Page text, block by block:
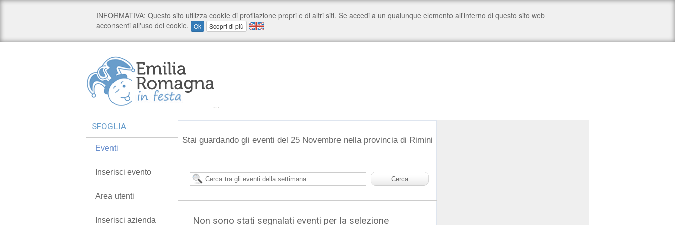
Stai guardando gli eventi del 25 Novembre nella provincia di Rimini
Non sono stati segnalati eventi per la selezione
SFOGLIA:
Eventi
Inserisci evento
Area utenti
Inserisci azienda